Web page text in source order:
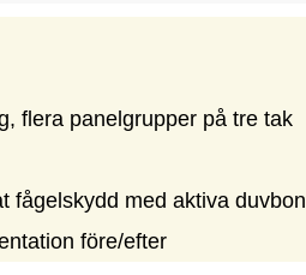
flera panelgrupper på tre tak
fågelskydd med aktiva duvbon
före/efter